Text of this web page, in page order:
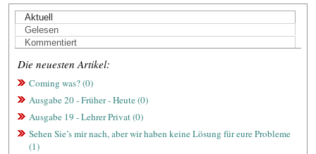
Aktuell
Gelesen
Kommentiert
Die neuesten Artikel:
Coming was? (0)
Ausgabe 20 - Früher - Heute (0)
Ausgabe 19 - Lehrer Privat (0)
Sehen Sie’s mir nach, aber wir haben keine Lösung für eure Probleme
(1)